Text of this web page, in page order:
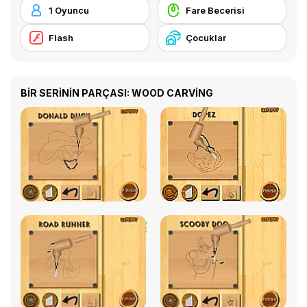
1 Oyuncu Fare Becerisi
Flash Çocuklar
BİR SERİNİN PARÇASI: WOOD CARVING